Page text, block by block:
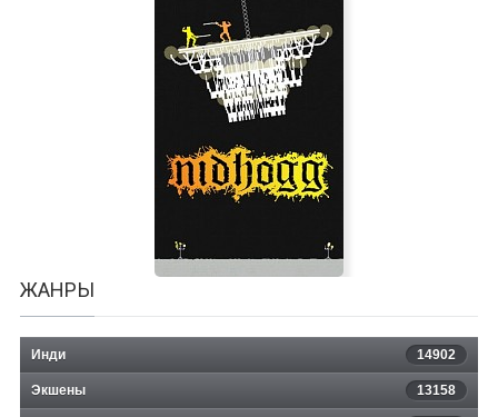
Dungeons Of Kremlin: Remastered
ЖАНРЫ
Инди 14902
Экшены 13158